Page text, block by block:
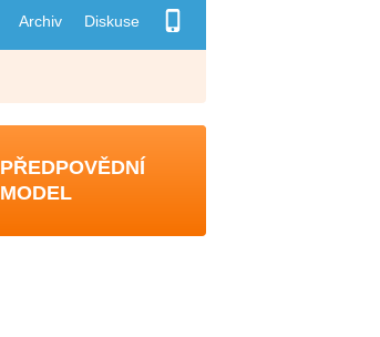
Archiv Diskuse
PŘEDPOVĚDNÍ
MODEL